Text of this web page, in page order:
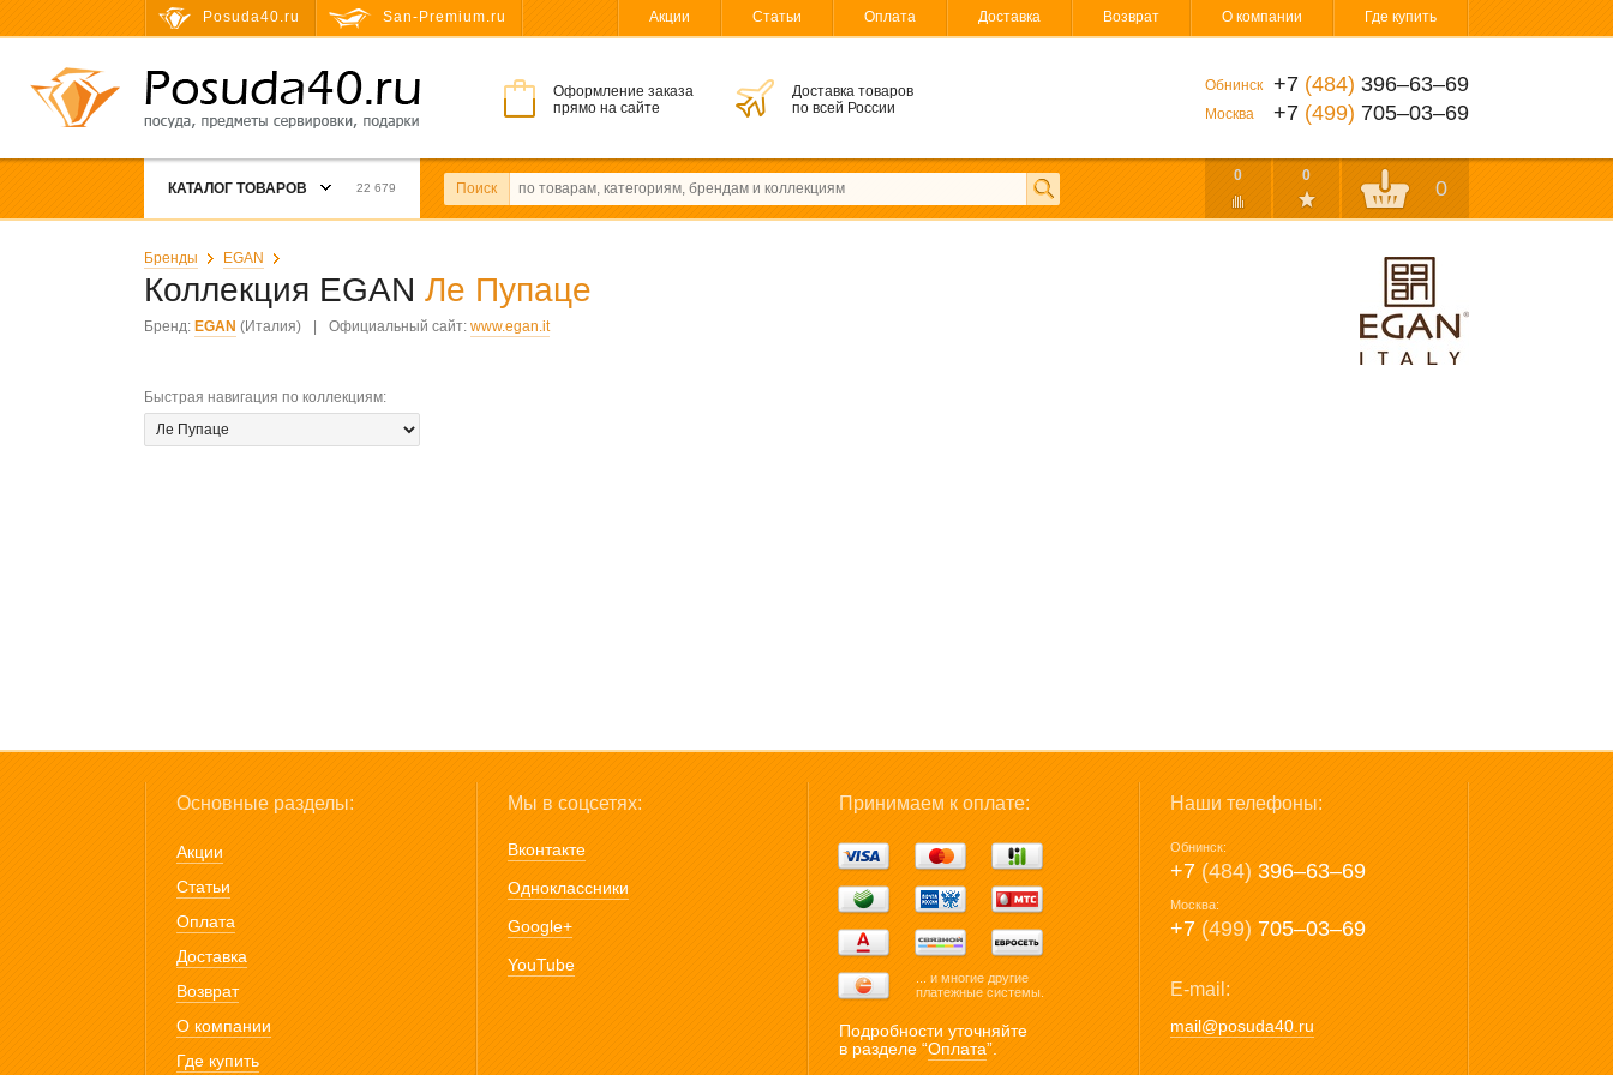
Posuda40.ru San-Premium.ru Акции Статьи Оплата Доставка Возврат О компании Где купить
Оформление заказа
прямо на сайте
Доставка товаров
по всей России
Обнинск +7 (484) 396‒63‒69
Москва +7 (499) 705‒03‒69
КАТАЛОГ ТОВАРОВ 22 679 Поиск
0 0
0
Бренды EGAN
Коллекция EGAN Ле Пупаце
Бренд: EGAN (Италия) Официальный сайт: www.egan.it
Быстрая навигация по коллекциям:
Основные разделы:
Акции
Статьи
Оплата
Доставка
Возврат
О компании
Где купить
Мы в соцсетях:
Вконтакте
Одноклассники
Google+
YouTube
Принимаем к оплате:
... и многие другие
платежные системы.
Подробности уточняйте
в разделе “Оплата”.
Наши телефоны:
Обнинск:
+7 (484) 396‒63‒69
Москва:
+7 (499) 705‒03‒69
E-mail:
mail@posuda40.ru